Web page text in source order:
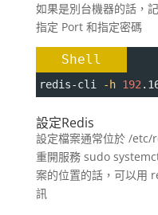
如果是別台機器的話，
指定 Port 和指定密碼
Shell
redis-cli -h 192
設定Redis
設定檔案通常位於 /
重開服務 sudo
案的位置的話，可以用
訊